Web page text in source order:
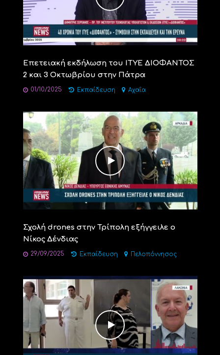
Επετειακή εκδήλωση του ΙΤΥΕ ΔΙΟΦΑΝΤΟΣ
2 και 3 Οκτωβρίου στην Πάτρα
01/10/2025 Εκπαίδευση Αχαΐα
Σχολή drones στην Τρίπολη εξήγγειλε ο
Νίκος Δένδιας
29/09/2025 Εκπαίδευση Πελοπόννησος